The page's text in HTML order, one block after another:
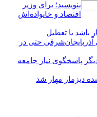
بنویسید؛ برای وزیر
اقتصاد و خانواده‌اش
یا تعطیل
آذربایجان‌شرقی حتی در
پاسخگوی نیاز جامعه
دیزمار مهار شد